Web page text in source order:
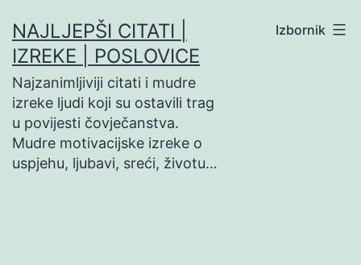
na
sadržaj
NAJLJEPŠI CITATI |
IZREKE | POSLOVICE
Najzanimljiviji citati i mudre
izreke ljudi koji su ostavili trag
u povijesti čovječanstva.
Mudre motivacijske izreke o
uspjehu, ljubavi, sreći, životu…
Izbornik